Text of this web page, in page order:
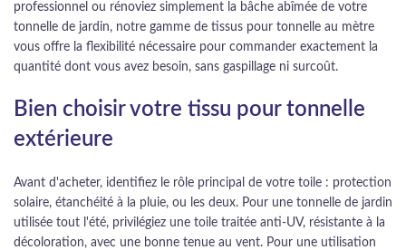
professionnel ou rénoviez simplement la bâche abîmée de votre
tonnelle de jardin, notre gamme de tissus pour tonnelle au mètre
vous offre la flexibilité nécessaire pour commander exactement la
quantité dont vous avez besoin, sans gaspillage ni surcoût.
Bien choisir votre tissu pour tonnelle
extérieure
Avant d'acheter, identifiez le rôle principal de votre toile : protection
solaire, étanchéité à la pluie, ou les deux. Pour une tonnelle de jardin
utilisée tout l'été, privilégiez une toile traitée anti-UV, résistante à la
décoloration, avec une bonne tenue au vent. Pour une utilisation